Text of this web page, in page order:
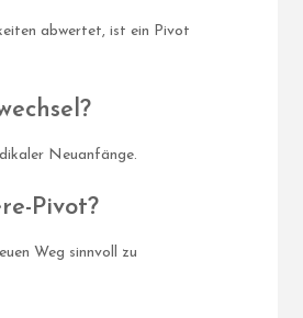
abwertet, ist ein Pivot
Neuanfänge.
Pivot?
Weg sinnvoll zu